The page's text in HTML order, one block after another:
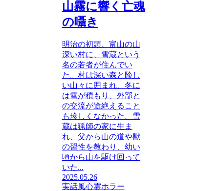
山霧に響く亡魂
の囁き
明治の初頭、富山の山
深い村に、雪蔵という
名の若者が住んでい
た。村は深い森と険し
い山々に囲まれ、冬に
は雪が積もり、外部と
の交流が途絶えること
も珍しくなかった。雪
蔵は猟師の家に生ま
れ、父から山の道や獣
の習性を教わり、幼い
頃から山を駆け回って
いた...
2025.05.26
実話風心霊ホラー